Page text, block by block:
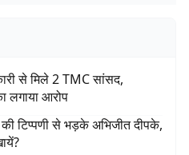
से मिले 2 TMC सांसद,
लगाया आरोप
की टिप्पणी से भड़के अभिजीत दीपके,